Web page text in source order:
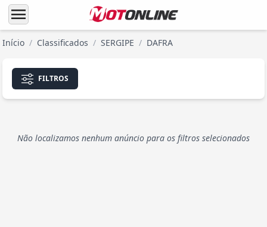
menu
Início / Classificados / SERGIPE / DAFRA
FILTROS
Não localizamos nenhum anúncio para os filtros selecionados